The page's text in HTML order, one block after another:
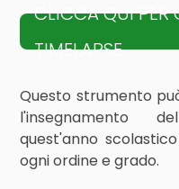
CLICCA QUI PER
TIMELAPSE
Questo strumento
l'insegnamento
quest'anno
ogni ordine e grado.